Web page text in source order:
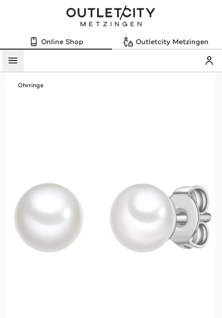
Online Shop Outletcity Metzingen
Menü
Ohrringe